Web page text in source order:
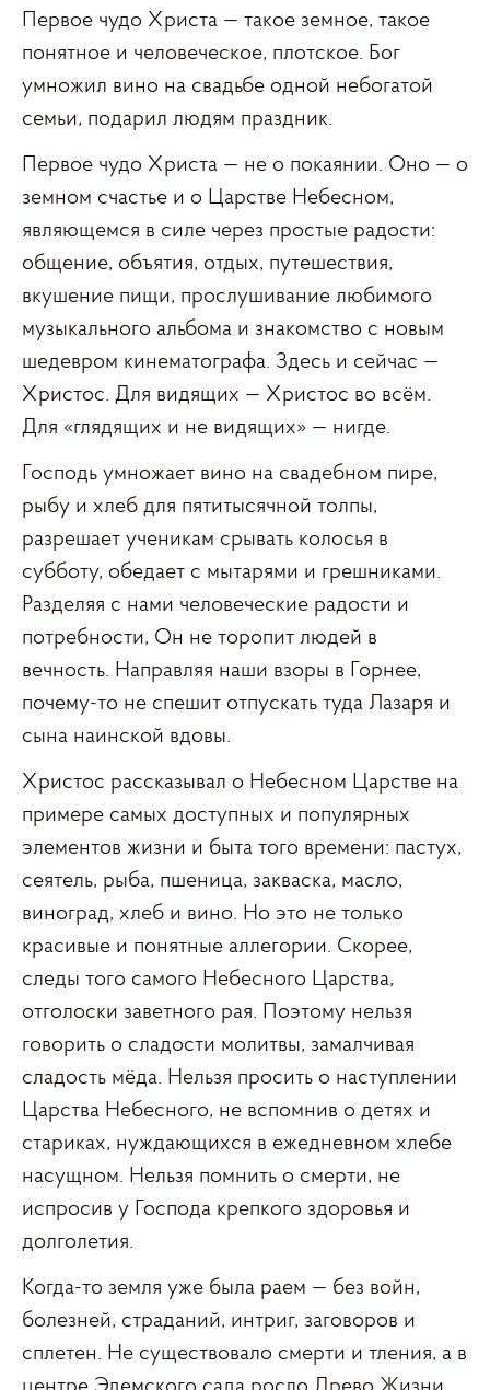
Первое чудо Христа — такое земное, такое
понятное и человеческое, плотское. Бог
умножил вино на свадьбе одной небогатой
семьи, подарил людям праздник.
Первое чудо Христа — не о покаянии. Оно — о
земном счастье и о Царстве Небесном,
являющемся в силе через простые радости:
общение, объятия, отдых, путешествия,
вкушение пищи, прослушивание любимого
музыкального альбома и знакомство с новым
шедевром кинематографа. Здесь и сейчас —
Христос. Для видящих — Христос во всём.
Для «глядящих и не видящих» — нигде.
Господь умножает вино на свадебном пире,
рыбу и хлеб для пятитысячной толпы,
разрешает ученикам срывать колосья в
субботу, обедает с мытарями и грешниками.
Разделяя с нами человеческие радости и
потребности, Он не торопит людей в
вечность. Направляя наши взоры в Горнее,
почему-то не спешит отпускать туда Лазаря и
сына наинской вдовы.
Христос рассказывал о Небесном Царстве на
примере самых доступных и популярных
элементов жизни и быта того времени: пастух,
сеятель, рыба, пшеница, закваска, масло,
виноград, хлеб и вино. Но это не только
красивые и понятные аллегории. Скорее,
следы того самого Небесного Царства,
отголоски заветного рая. Поэтому нельзя
говорить о сладости молитвы, замалчивая
сладость мёда. Нельзя просить о наступлении
Царства Небесного, не вспомнив о детях и
стариках, нуждающихся в ежедневном хлебе
насущном. Нельзя помнить о смерти, не
испросив у Господа крепкого здоровья и
долголетия.
Когда-то земля уже была раем — без войн,
болезней, страданий, интриг, заговоров и
сплетен. Не существовало смерти и тления, а в